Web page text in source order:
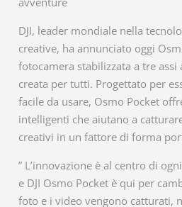
DJI, leader mondiale nella
creative, ha annunciato oggi
fotocamera stabilizzata a tre
creata per tutti. Progettato per
facile da usare, Osmo Pocket
intelligenti che aiutano a
creativi in ​​un fattore di forma
” L’innovazione è al centro di
e DJI Osmo Pocket è qui per
foto e i video vengono catturati,